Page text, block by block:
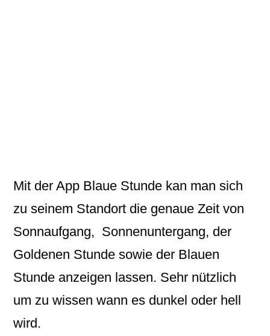
Mit der App Blaue Stunde kan man sich
zu seinem Standort die genaue Zeit von
Sonnaufgang, Sonnenuntergang, der
Goldenen Stunde sowie der Blauen
Stunde anzeigen lassen. Sehr nützlich
um zu wissen wann es dunkel oder hell
wird.